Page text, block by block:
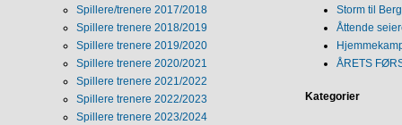
Spillere/trenere 2017/2018
Spillere trenere 2018/2019
Spillere trenere 2019/2020
Spillere trenere 2020/2021
Spillere trenere 2021/2022
Spillere trenere 2022/2023
Spillere trenere 2023/2024
Storm til
Åttende
ÅRETS
Kategorier